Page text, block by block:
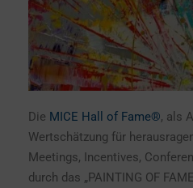
Die MICE Hall of Fame®, als
Wertschätzung für
Meetings, Incentives,
durch das „PAINTING OF